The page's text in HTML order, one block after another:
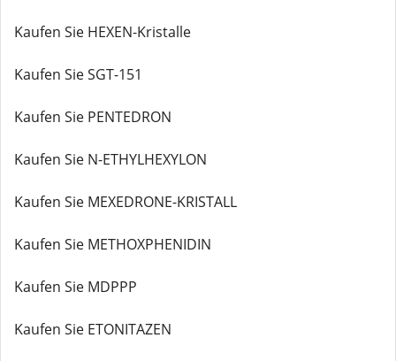
Kaufen Sie HEXEN-Kristalle
Kaufen Sie SGT-151
Kaufen Sie PENTEDRON
Kaufen Sie N-ETHYLHEXYLON
Kaufen Sie MEXEDRONE-KRISTALL
Kaufen Sie METHOXPHENIDIN
Kaufen Sie MDPPP
Kaufen Sie ETONITAZEN